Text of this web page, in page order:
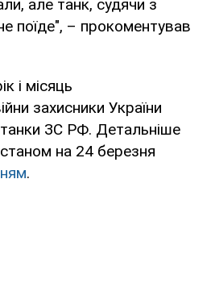
але танк, судячи з
поїде", – прокоментував
і місяць
захисники України
ЗС РФ. Детальніше
на 24 березня
.